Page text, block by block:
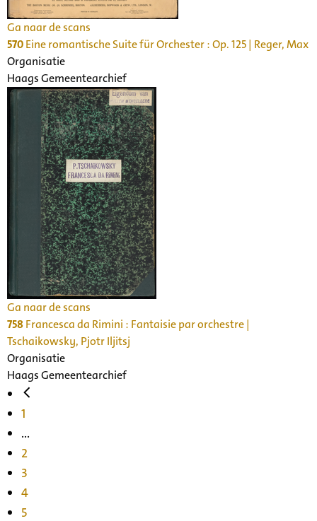
Ga naar de scans
570Eine romantische Suite für Orchester : Op. 125 | Reger, Max
Organisatie
Haags Gemeentearchief
Ga naar de scans
758Francesca da Rimini : Fantaisie par orchestre |
Tschaikowsky, Pjotr Iljitsj
Organisatie
Haags Gemeentearchief
1
...
2
3
4
5